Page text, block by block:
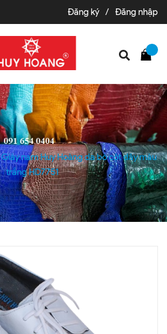
Đăng ký / Đăng nhập
Giày nam Huy Hoàng da bò cột dây màu
trắng HD7751